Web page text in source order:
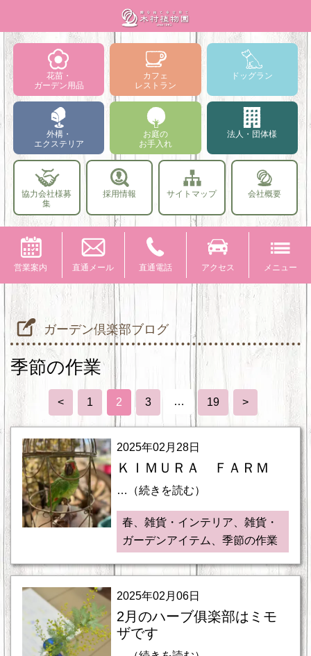
花苗・
ガーデン用品
カフェ
レストラン
ドッグラン
外構・
エクステリア
お庭の
お手入れ
法人・団体様
協力会社様募
集
採用情報 サイトマップ 会社概要
営業案内 直通メール 直通電話 アクセス メニュー
ガーデン倶楽部ブログ
季節の作業
< 1 2 3 … 19 >
2025年02月28日
ＫＩＭＵＲＡ ＦＡＲＭ
…（続きを読む）
春、雑貨・インテリア、雑貨・
ガーデンアイテム、季節の作業
2025年02月06日
2月のハーブ俱楽部はミモ
ザです